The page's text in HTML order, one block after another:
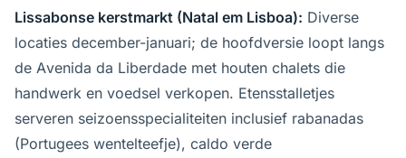
Lissabonse kerstmarkt (Natal em Lisboa): Diverse
locaties december-januari; de hoofdversie loopt langs
de Avenida da Liberdade met houten chalets die
handwerk en voedsel verkopen. Etensstalletjes
serveren seizoensspecialiteiten inclusief rabanadas
(Portugees wentelteefje), caldo verde